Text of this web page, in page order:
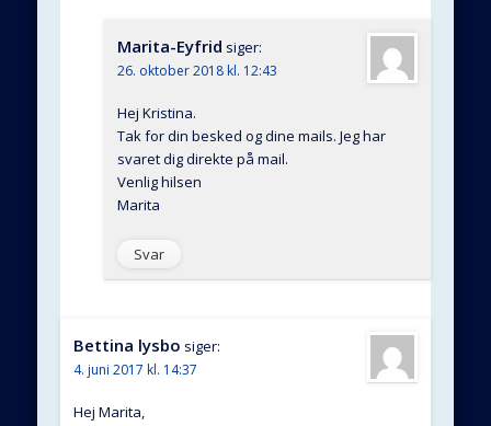
Marita-Eyfrid siger:
26. oktober 2018 kl. 12:43
Hej Kristina.
Tak for din besked og dine mails. Jeg har
svaret dig direkte på mail.
Venlig hilsen
Marita
Svar
Bettina lysbo siger:
4. juni 2017 kl. 14:37
Hej Marita,